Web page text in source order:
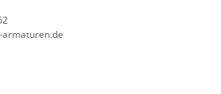
armaturen.de